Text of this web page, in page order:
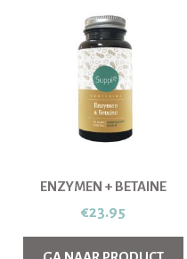
ENZYMEN + BETAINE
€23.95